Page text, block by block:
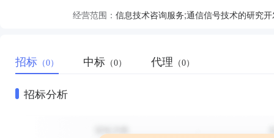
经营范围：
招标 （0） 中标 （0） 代理 （0）
招标分析